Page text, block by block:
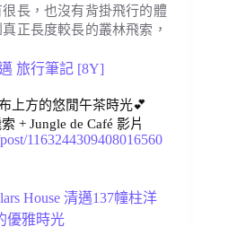
長， 也沒有背掛飛行的體
正長度較長的叢林飛索，
旅行筆記 [8Y]
上方的悠閒午茶時光💕
+ Jungle de Café 影片
1163244309408016560
House 清邁137幢柱洋
優雅時光